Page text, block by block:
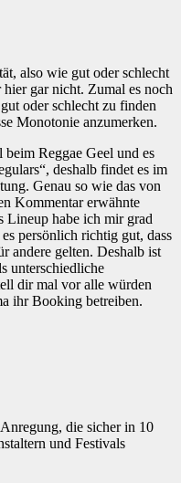
also wie gut oder schlecht
gar nicht. Zumal es noch
oder schlecht zu finden
Monotonie anzumerken.
Reggae Geel und es
deshalb findet es im
Genau so wie das von
Kommentar erwähnte
Lineup habe ich mir grad
persönlich richtig gut, dass
andere gelten. Deshalb ist
unterschiedliche
dir mal vor alle würden
ihr Booking betreiben.
die sicher in 10
und Festivals